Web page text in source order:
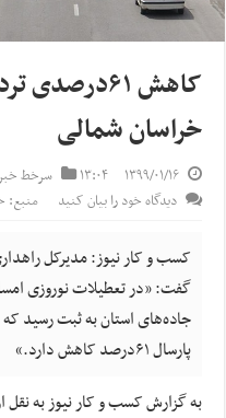
کاهش
خراسان شمالی
۱۳۹۹/۰۱/۱۶ ۱۳:۰۴ سرخط
دیدگاه خود را بیان کنید
منبع:
کسب و کار نیوز: مدیرکل
جاده‌های استان به ثبت رسید
پارسال ۶۱درصد کاهش دارد.»
به گزارش کسب و کار نیوز به نقل